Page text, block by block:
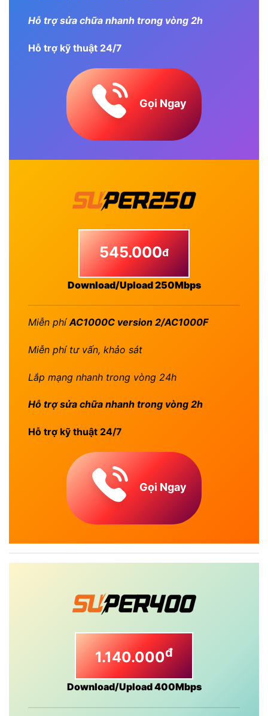
Hỗ trợ sửa chữa nhanh trong vòng 2h
Hỗ trợ kỹ thuật 24/7
Gọi Ngay
545.000đ
Download/Upload 250Mbps
Miễn phíAC1000C version 2/AC1000F
Miễn phí tư vấn, khảo sát
Lắp mạng nhanh trong vòng 24h
Hỗ trợ sửa chữa nhanh trong vòng 2h
Hỗ trợ kỹ thuật 24/7
Gọi Ngay
1.140.000đ
Download/Upload 400Mbps